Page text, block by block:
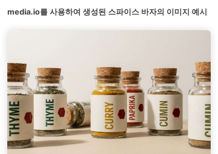
media.io를 사용하여 생성된 스파이스 바자의 이미지 예시